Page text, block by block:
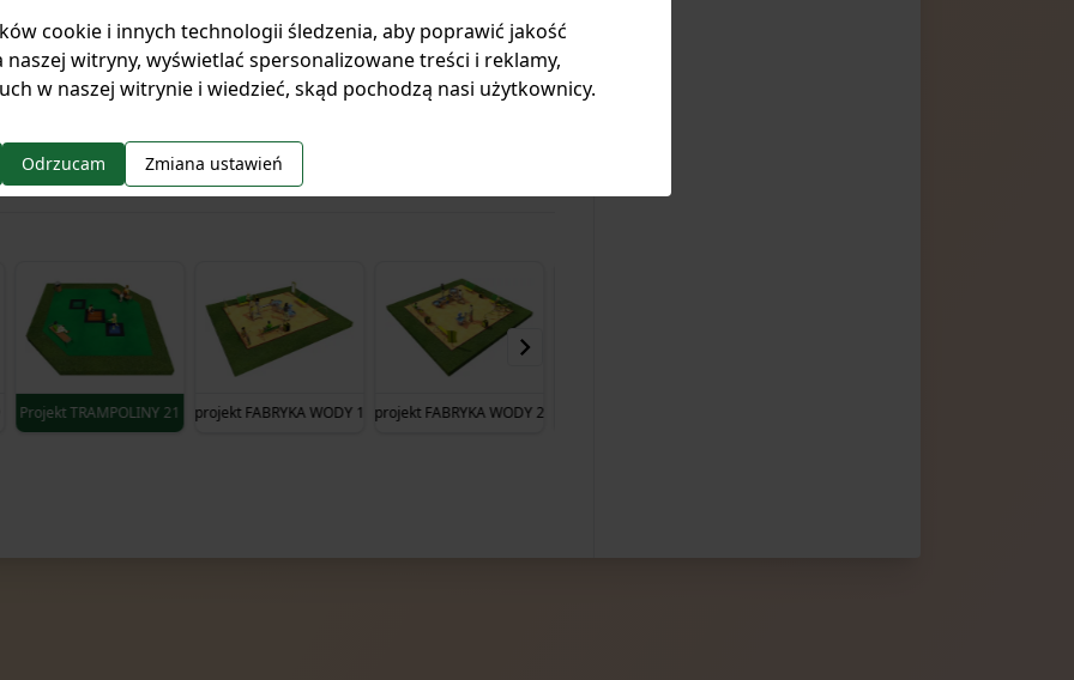
cookie i innych technologii śledzenia, aby poprawić jakość
naszej witryny, wyświetlać spersonalizowane treści i reklamy,
w naszej witrynie i wiedzieć, skąd pochodzą nasi użytkownicy.
Odrzucam Zmiana ustawień
Projekt TRAMPOLINY 21 projekt FABRYKA WODY 1 projekt FABRYKA WODY 2